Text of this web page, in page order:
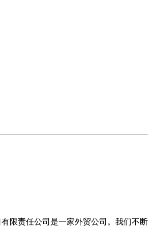
限责任公司是一家外贸公司。我们不断